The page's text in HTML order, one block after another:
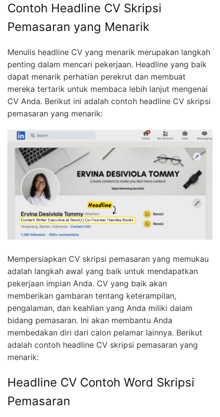
Contoh Headline CV Skripsi
Pemasaran yang Menarik
Menulis headline CV yang menarik merupakan langkah
penting dalam mencari pekerjaan. Headline yang baik
dapat menarik perhatian perekrut dan membuat
mereka tertarik untuk membaca lebih lanjut mengenai
CV Anda. Berikut ini adalah contoh headline CV skripsi
pemasaran yang menarik:
Mempersiapkan CV skripsi pemasaran yang memukau
adalah langkah awal yang baik untuk mendapatkan
pekerjaan impian Anda. CV yang baik akan
memberikan gambaran tentang keterampilan,
pengalaman, dan keahlian yang Anda miliki dalam
bidang pemasaran. Ini akan membantu Anda
membedakan diri dari calon pelamar lainnya. Berikut
adalah contoh headline CV skripsi pemasaran yang
menarik:
Headline CV Contoh Word Skripsi
Pemasaran